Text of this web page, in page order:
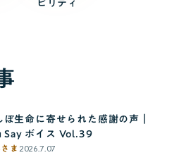
ビリティ
ぽ生命に寄せられた感謝の声｜
Say ボイス Vol.39
ま 2026.7.07